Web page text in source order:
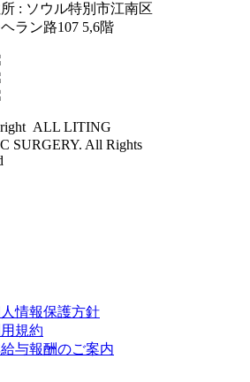
: ソウル特別市江南区
ラン路107 5,6階
ALL LITING
SURGERY. All Rights
情報保護方針
規約
与報酬のご案内